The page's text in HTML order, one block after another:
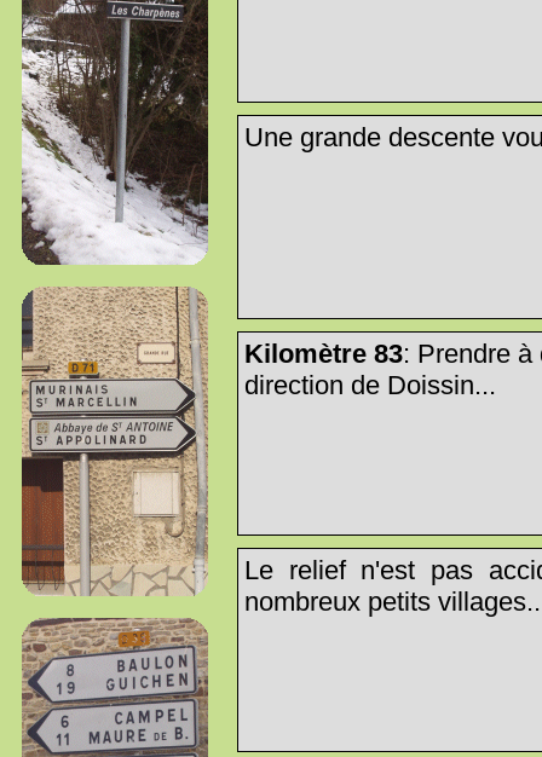
Une grande descente
Kilomètre 83: Prendre à
direction de Doissin...
Le relief n'est pas
nombreux petits